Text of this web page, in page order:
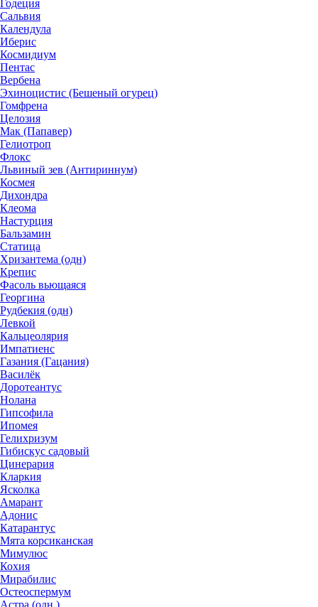
Годеция
Сальвия
Календула
Иберис
Космидиум
Пентас
Вербена
Эхиноцистис (Бешеный огурец)
Гомфрена
Целозия
Мак (Папавер)
Гелиотроп
Флокс
Львиный зев (Антириннум)
Космея
Дихондра
Клеома
Настурция
Бальзамин
Статица
Хризантема (одн)
Крепис
Фасоль вьющаяся
Георгина
Рудбекия (одн)
Левкой
Кальцеолярия
Импатиенс
Газания (Гацания)
Василёк
Доротеантус
Нолана
Гипсофила
Ипомея
Гелихризум
Гибискус садовый
Цинерария
Кларкия
Ясколка
Амарант
Адонис
Катарантус
Мята корсиканская
Мимулюс
Кохия
Мирабилис
Остеоспермум
Астра (одн.)